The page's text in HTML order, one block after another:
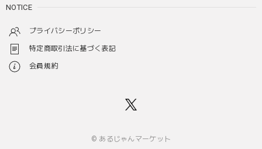
NOTICE
プライバシーポリシー
特定商取引法に基づく表記
会員規約
© あるじゃんマーケット